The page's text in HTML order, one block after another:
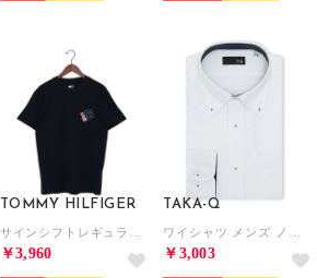
TOMMY HILFIGER
￥3,960
TAKA-Q
￥3,003